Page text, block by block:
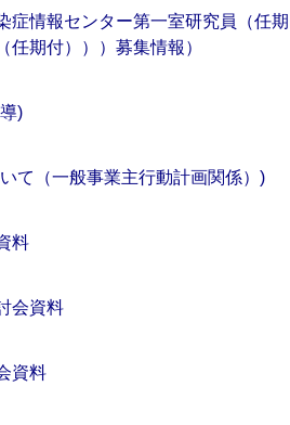
症情報センター第一室研究員（任期
期付）））募集情報）
)
て（一般事業主行動計画関係）)
料
会資料
資料